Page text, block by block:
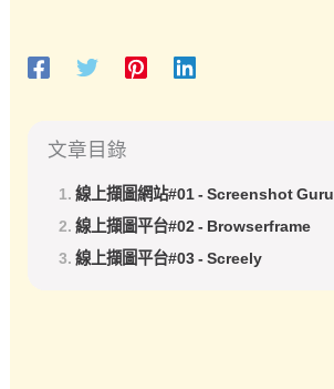
文章目錄
線上擷圖網站#01 - Screenshot Guru
線上擷圖平台#02 - Browserframe
線上擷圖平台#03 - Screely